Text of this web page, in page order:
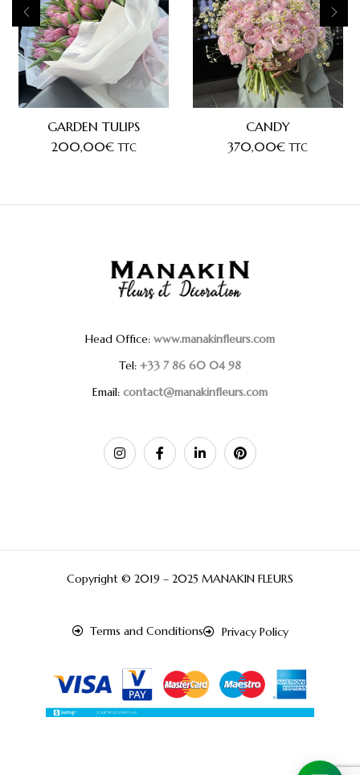
GARDEN TULIPS
200,00€ TTC
CANDY
370,00€ TTC
Head Office: www.manakinfleurs.com
Tel: +33 7 86 60 04 98
Email: contact@manakinfleurs.com
Copyright © 2019 – 2025 MANAKIN FLEURS
Terms and Conditions Privacy Policy